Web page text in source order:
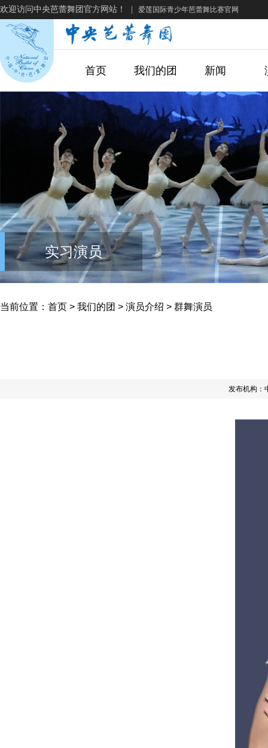
欢迎访问中央芭蕾舞团官方网站！ 爱莲国际青少年芭蕾舞比赛官网
首页 我们的团 新闻
实习演员
当前位置： 首页 > 我们的团 > 演员介绍 > 群舞演员
发布机构：